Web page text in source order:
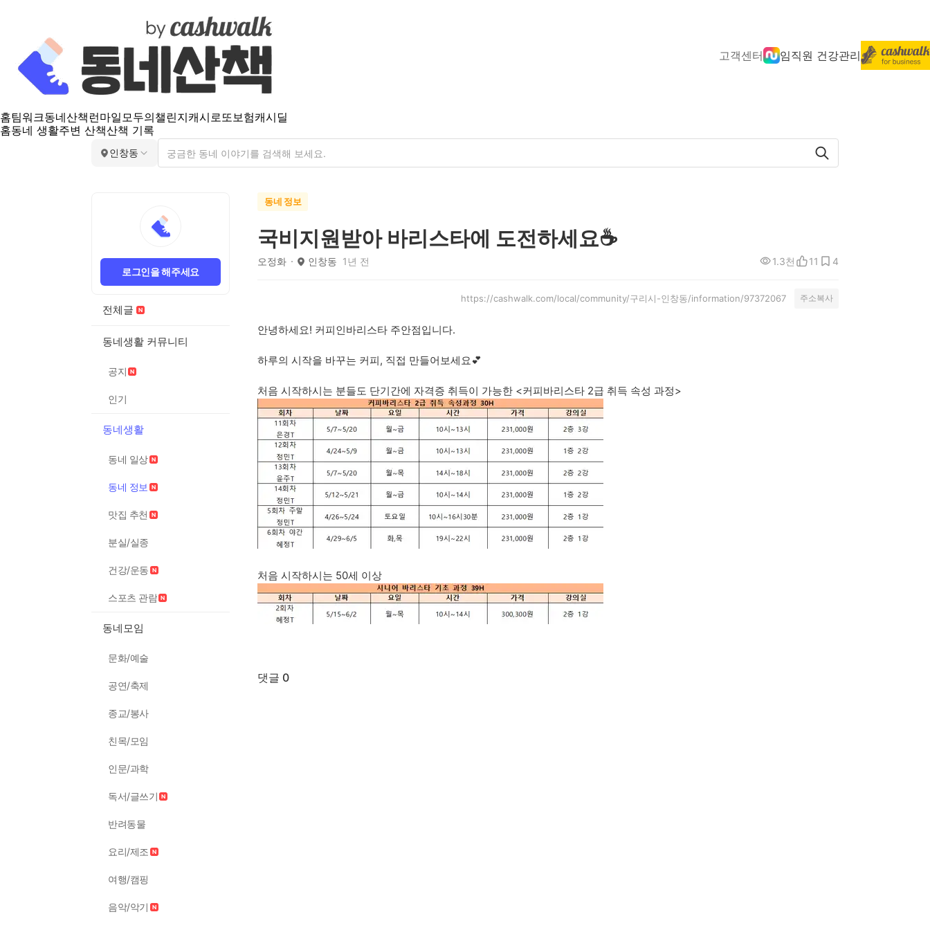
고객센터 임직원 건강관리
홈팀워크동네산책 런마일모두의챌린지캐시로또보험캐시딜
홈동네 생활주변 산책산책 기록
인창동
로그인을 해주세요
전체글
동네생활 커뮤니티
공지
인기
동네생활
동네 일상
동네 정보
맛집 추천
분실/실종
건강/운동
스포츠 관람
동네모임
문화/예술
공연/축제
종교/봉사
친목/모임
인문/과학
독서/글쓰기
반려동물
요리/제조
여행/캠핑
음악/악기
동네 정보
국비지원받아 바리스타에 도전하세요☕️
오정화 인창동 1년 전 1.3천 11 4
https://cashwalk.com/local/community/구리시-인창동/information/97372067 주소복사
안녕하세요! 커피인바리스타 주안점입니다.
하루의 시작을 바꾸는 커피, 직접 만들어보세요💕
처음 시작하시는 분들도 단기간에 자격증 취득이 가능한 <커피바리스타 2급 취득 속성 과정>
처음 시작하시는 50세 이상
댓글 0